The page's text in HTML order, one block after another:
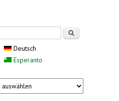
Deutsch
Esperanto